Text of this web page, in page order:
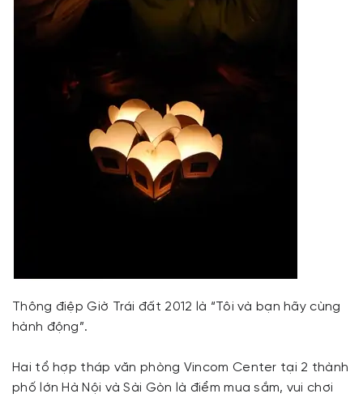
Thông điệp Giờ Trái đất 2012 là “Tôi và bạn hãy cùng
hành động”.
Hai tổ hợp tháp văn phòng Vincom Center tại 2 thành
phố lớn Hà Nội và Sài Gòn là điểm mua sắm, vui chơi